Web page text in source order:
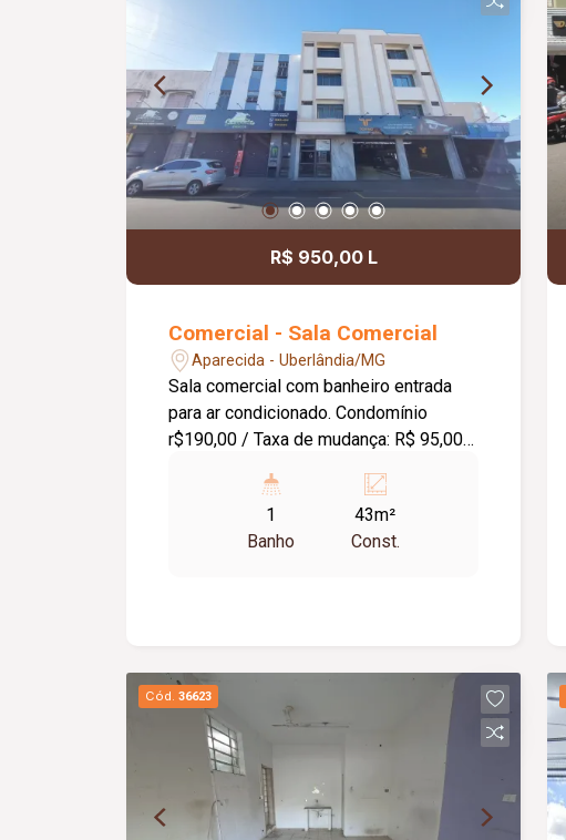
R$ 950,00 L
Comercial - Sala Comercial
Aparecida - Uberlândia/MG
Sala comercial com banheiro entrada
para ar condicionado. Condomínio
r$190,00 / Taxa de mudança: R$ 95,00
Ronan Pereira***
1
Banho
43m²
Const.
Cód. 36623